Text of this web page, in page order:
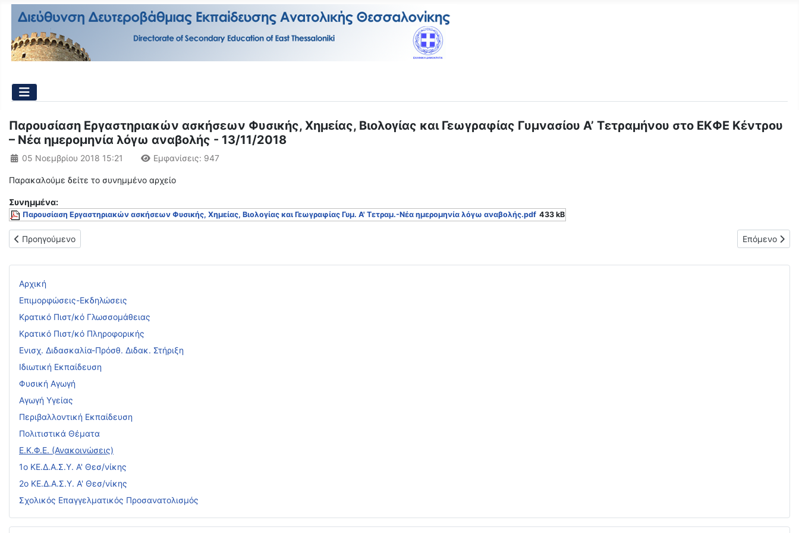
Αρχική
Επιμορφώσεις-Εκδηλώσεις
Κρατικό Πιστ/κό Γλωσσομάθειας
Κρατικό Πιστ/κό Πληροφορικής
Ενισχ. Διδασκαλία-Πρόσθ. Διδακ. Στήριξη
Ιδιωτική Εκπαίδευση
Φυσική Αγωγή
Αγωγή Υγείας
Περιβαλλοντική Εκπαίδευση
Πολιτιστικά Θέματα
Ε.Κ.Φ.Ε. (Ανακοινώσεις)
1ο ΚΕ.Δ.Α.Σ.Υ. Α' Θεσ/νίκης
2ο ΚΕ.Δ.Α.Σ.Υ. Α' Θεσ/νίκης
Σχολικός Επαγγελματικός Προσανατολισμός
Παρουσίαση Εργαστηριακών ασκήσεων Φυσικής, Χημείας, Βιολογίας και Γεωγραφίας Γυμνασίου Α’ Τετραμήνου στο ΕΚΦΕ Κέντρου
– Νέα ημερομηνία λόγω αναβολής - 13/11/2018
Λεπτομέρειες
05 Νοεμβρίου 2018 15:21 Εμφανίσεις: 947
Παρακαλούμε δείτε το συνημμένο αρχείο
Συνημμένα:
Παρουσίαση Εργαστηριακών ασκήσεων Φυσικής, Χημείας, Βιολογίας και Γεωγραφίας Γυμ. Α' Τετραμ.-Νέα ημερομηνία λόγω αναβολής.pdf 433 kB
Προηγούμενο άρθρο: Προχωρημένα μαθήματα Φυσικής Σωματιδίων - International Masterclasses 2019 από το ΕΚΦΕ Κέντρου - 19/03/2019
Προηγούμενο Επόμενο
Επόμενο